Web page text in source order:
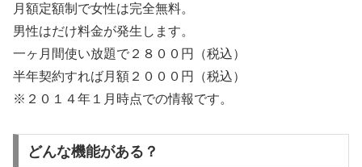
月額定額制で女性は完全無料。
男性はだけ料金が発生します。
一ヶ月間使い放題で２８００円（税込）
半年契約すれば月額２０００円（税込）
※２０１４年１月時点での情報です。
どんな機能がある？